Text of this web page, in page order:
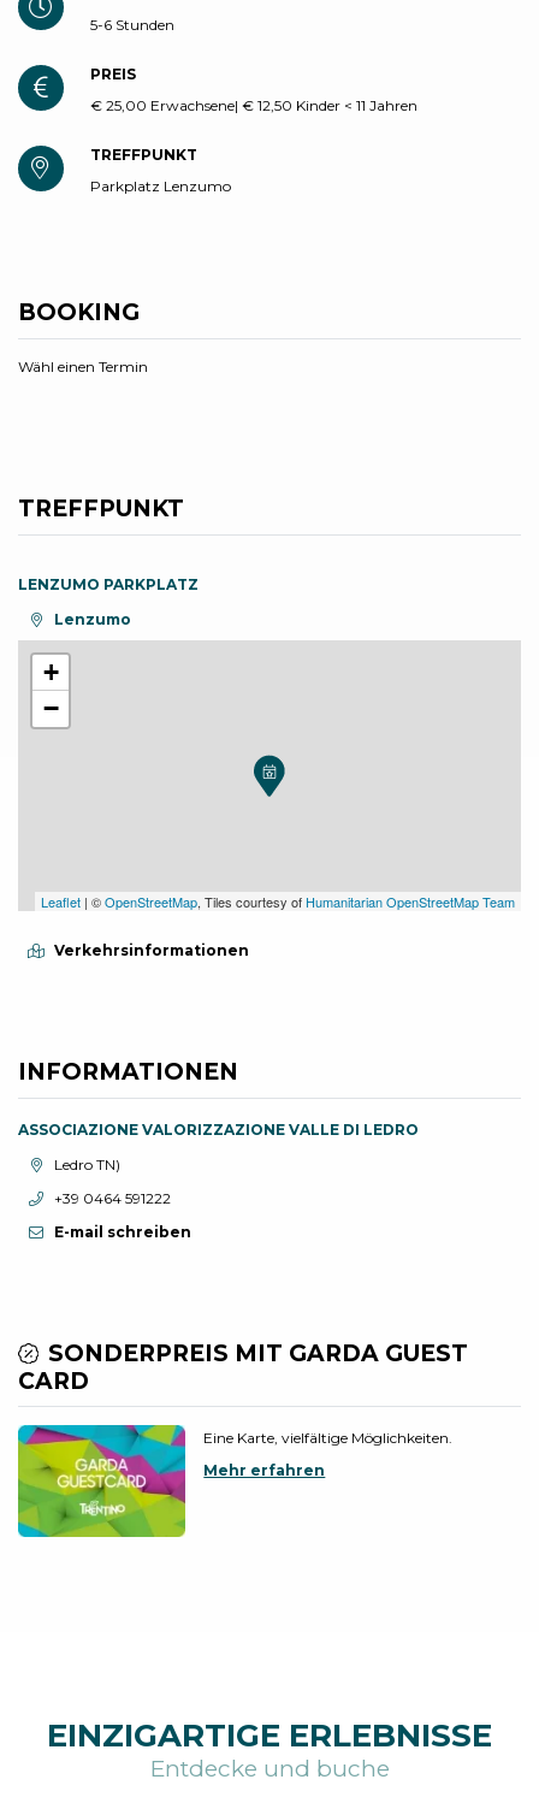
5-6 Stunden
PREIS
€ 25,00 Erwachsene| € 12,50 Kinder < 11 Jahren
TREFFPUNKT
Parkplatz Lenzumo
SONDERPREIS MIT GARDA GUEST
CARD
Eine Karte, vielfältige Möglichkeiten.
Mehr erfahren
BOOKING
Wähl einen Termin
TREFFPUNKT
+
−
Leaflet | ©OpenStreetMap, Tiles courtesy of Humanitarian OpenStreetMap Team
Verkehrsinformationen
LENZUMO PARKPLATZ
aria.location:
Lenzumo
INFORMATIONEN
ASSOCIAZIONE VALORIZZAZIONE VALLE DI LEDRO
aria.location:
Ledro TN)
aria.phone:
+39 0464 591222
E-mail schreiben
EINZIGARTIGE ERLEBNISSE
Entdecke und buche